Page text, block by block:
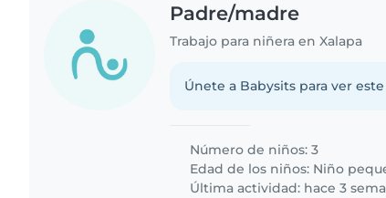
Padre/madre
Trabajo para niñera en Xalapa
Únete a Babysits para ver
Número de niños: 3
Edad de los niños: Niño
Última actividad: hace 3